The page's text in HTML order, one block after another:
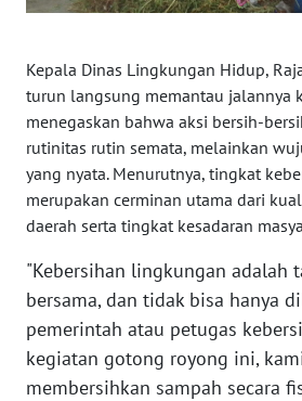
Kepala Dinas Lingkungan Hidup,
turun langsung memantau jalannya
menegaskan bahwa aksi bersih-
rutinitas rutin semata, melainkan
yang nyata. Menurutnya, tingkat
merupakan cerminan utama dari
daerah serta tingkat kesadaran
"Kebersihan lingkungan adalah
bersama, dan tidak bisa hanya
pemerintah atau petugas
kegiatan gotong royong ini,
membersihkan sampah secara
SULBAR
BABEL
WN
SUMBAR
WN
SUMSEL